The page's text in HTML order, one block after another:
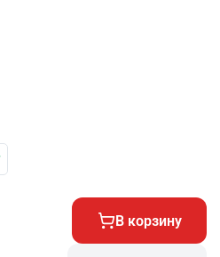
В корзину